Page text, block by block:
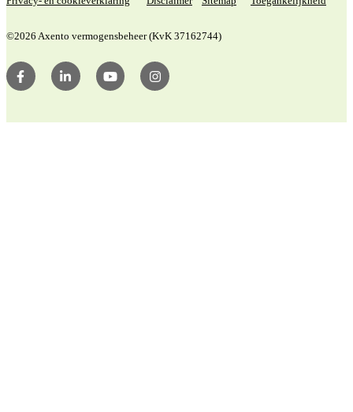
©2026 Axento vermogensbeheer (KvK 37162744)